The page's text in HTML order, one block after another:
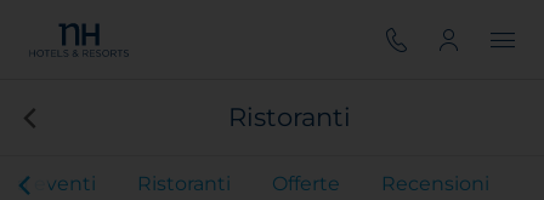
Ristoranti
eventi Ristoranti Offerte Recensioni